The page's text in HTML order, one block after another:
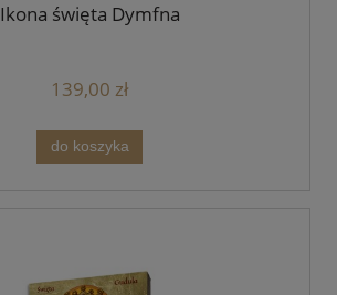
Ikona święta Dymfna
139,00 zł
do koszyka